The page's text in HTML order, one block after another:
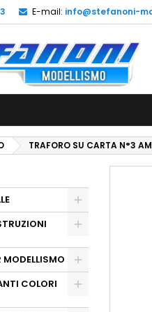
E-mail: info@stefanoni-
TRAFORO SU CARTA N°3
MODELLISMO
COLORI